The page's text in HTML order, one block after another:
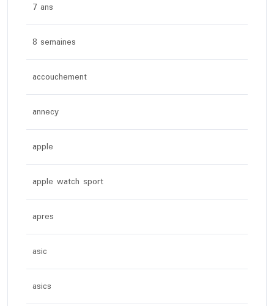
7 ans
8 semaines
accouchement
annecy
apple
apple watch sport
apres
asic
asics